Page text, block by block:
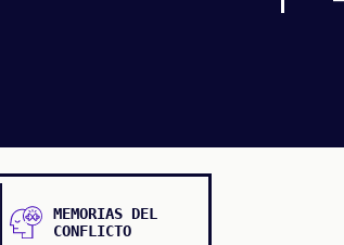
MEMORIAS DEL
CONFLICTO